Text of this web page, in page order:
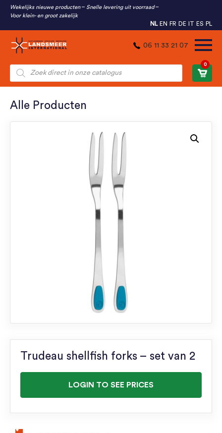
Wekelijks nieuwe producten
Snelle levering uit voorraad
Voor klein- en groot zakelijk
NL EN FR DE IT ES PL
06 11 33 21 07
Producten
zoeken
0
Alle Producten
Trudeau shellfish forks – set van 2
LOGIN TO SEE PRICES